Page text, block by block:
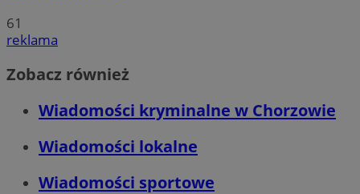
61
reklama
Zobacz również
Wiadomości kryminalne w Chorzowie
Wiadomości lokalne
Wiadomości sportowe